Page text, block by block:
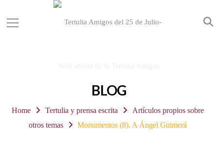
BLOG
Home Tertulia y prensa escrita
Artículos propios sobre
otros temas
Monumentos (8). A Ángel Guimerá